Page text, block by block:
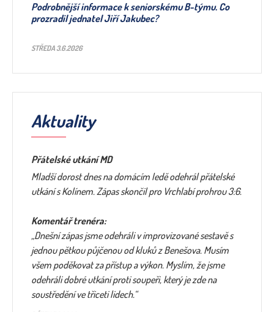
Podrobnější informace k seniorskému B-týmu. Co
prozradil jednatel Jiří Jakubec?
STŘEDA 3.6.2026
Aktuality
Přátelské utkání MD
Mladší dorost dnes na domácím ledě odehrál přátelské
utkání s Kolínem. Zápas skončil pro Vrchlabí prohrou 3:6.
Komentář trenéra:
„Dnešní zápas jsme odehráli v improvizované sestavě s
jednou pětkou půjčenou od kluků z Benešova. Musím
všem poděkovat za přístup a výkon. Myslím, že jsme
odehráli dobré utkání proti soupeři, který je zde na
soustředění ve třiceti lidech.“